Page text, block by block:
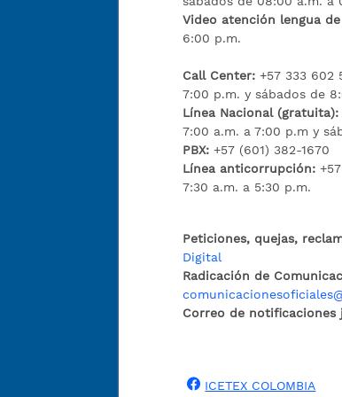
Video atención lengua de
6:00 p.m.
Call Center:+57 333 602
7:00 p.m. y sábados de
Línea Nacional (gratuita):
7:00 a.m. a 7:00 p.m y
PBX:+57 (601) 382-1670
Línea anticorrupción:
7:30 a.m. a 5:30 p.m.
Peticiones, quejas,
Digital
Radicación de
Correo de notificaciones
ICETEX COLOMBIA